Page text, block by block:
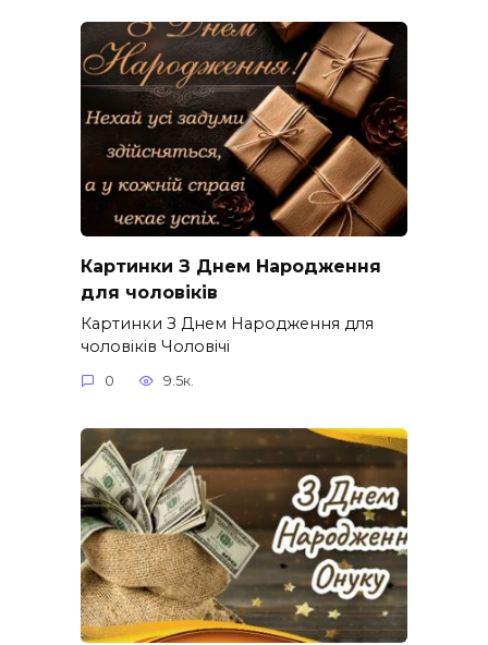
Картинки З Днем Народження
для чоловіків​
Картинки З Днем Народження для
чоловіків​ Чоловічі
0 9.5к.